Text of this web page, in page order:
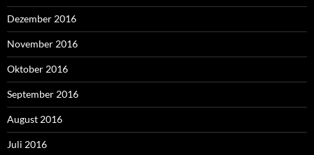
Dezember 2016
November 2016
Oktober 2016
September 2016
August 2016
Juli 2016